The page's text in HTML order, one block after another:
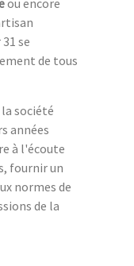
se
de tous
société
années
à l'écoute
fournir un
normes de
de la